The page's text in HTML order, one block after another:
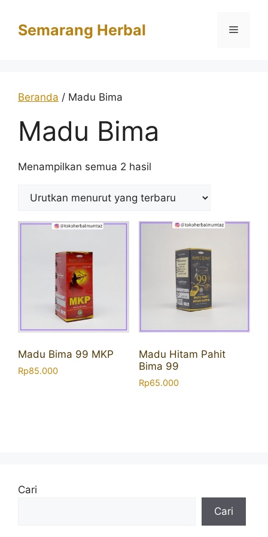
Semarang Herbal Menu
Beranda / Madu Bima
Madu Bima
Menampilkan semua 2 hasil
yang
Madu Bima 99 MKP
Rp85.000
Madu Hitam Pahit
Bima 99
Rp65.000
Cari
Cari